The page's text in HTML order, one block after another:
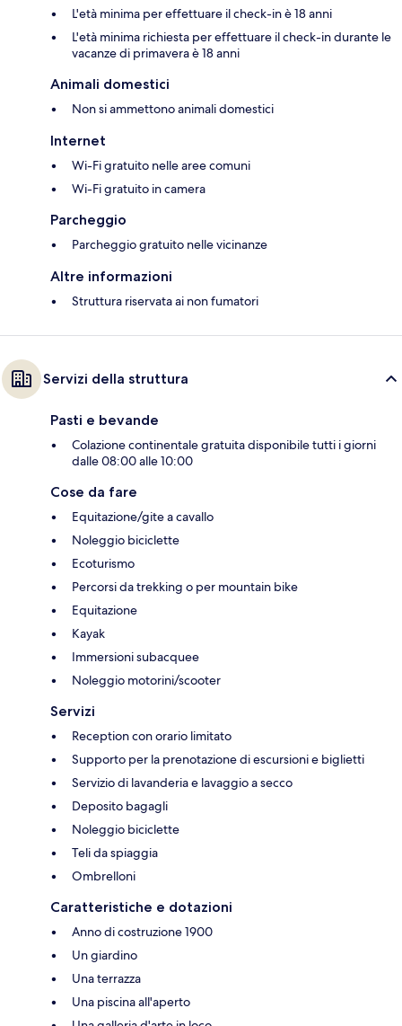
L'età minima per effettuare il check-in è 18 anni
L'età minima richiesta per effettuare il check-in durante le
vacanze di primavera è 18 anni
Animali domestici
Non si ammettono animali domestici
Internet
Wi-Fi gratuito nelle aree comuni
Wi-Fi gratuito in camera
Parcheggio
Parcheggio gratuito nelle vicinanze
Altre informazioni
Struttura riservata ai non fumatori
Servizi della struttura
Pasti e bevande
Colazione continentale gratuita disponibile tutti i giorni
dalle 08:00 alle 10:00
Cose da fare
Equitazione/gite a cavallo
Noleggio biciclette
Ecoturismo
Percorsi da trekking o per mountain bike
Equitazione
Kayak
Immersioni subacquee
Noleggio motorini/scooter
Servizi
Reception con orario limitato
Supporto per la prenotazione di escursioni e biglietti
Servizio di lavanderia e lavaggio a secco
Deposito bagagli
Noleggio biciclette
Teli da spiaggia
Ombrelloni
Caratteristiche e dotazioni
Anno di costruzione 1900
Un giardino
Una terrazza
Una piscina all'aperto